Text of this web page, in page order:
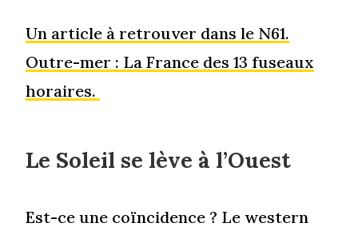
Un article à retrouver dans le N61.
Outre-mer : La France des 13 fuseaux
horaires.
Le Soleil se lève à l’Ouest
Est-ce une coïncidence ? Le western